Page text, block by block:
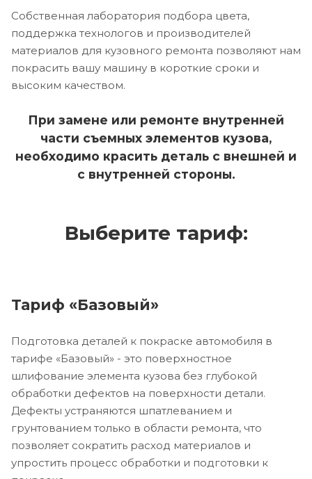
Собственная лаборатория подбора цвета,
поддержка технологов и производителей
материалов для кузовного ремонта позволяют нам
покрасить вашу машину в короткие сроки и
высоким качеством.
При замене или ремонте внутренней
части съемных элементов кузова,
необходимо красить деталь с внешней и
с внутренней стороны.
Выберите тариф:
Тариф «Базовый»
Подготовка деталей к покраске автомобиля в
тарифе «Базовый» - это поверхностное
шлифование элемента кузова без глубокой
обработки дефектов на поверхности детали.
Дефекты устраняются шпатлеванием и
грунтованием только в области ремонта, что
позволяет сократить расход материалов и
упростить процесс обработки и подготовки к